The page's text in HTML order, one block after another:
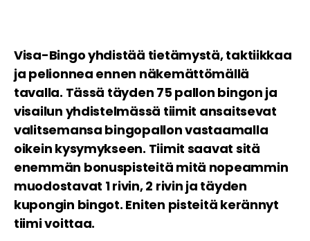
Visa-Bingo yhdistää tietämystä, taktiikkaa
ja pelionnea ennen näkemättömällä
tavalla. Tässä täyden 75 pallon bingon ja
visailun yhdistelmässä tiimit ansaitsevat
valitsemansa bingopallon vastaamalla
oikein kysymykseen. Tiimit saavat sitä
enemmän bonuspisteitä mitä nopeammin
muodostavat 1 rivin, 2 rivin ja täyden
kupongin bingot. Eniten pisteitä kerännyt
tiimi voittaa.